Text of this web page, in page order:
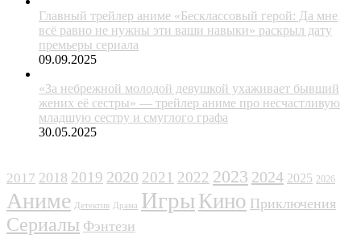
Главный трейлер аниме «Бесклассовый герой: Да мне
всё равно не нужны эти ваши навыки» раскрыл дату
премьеры сериала
09.09.2025
«За небрежной молодой девушкой ухаживает бывший
жених её сестры» — трейлер аниме про несчастливую
младшую сестру и смуглого графа
30.05.2025
2017 2018 2019 2020 2021 2022 2023 2024 2025 2026
Аниме Детектив Драма ИгрыКино Приключения
Сериалы Фэнтези